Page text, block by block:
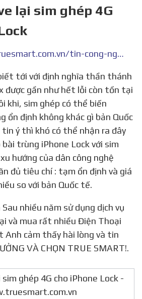
lại sim ghép 4G
https://www.truesmart.com.vn/tin-cong-nghe/cach-active-lai-sim-ghep-4g-cho-iphone-lock.html
được gần như hết lỗi còn tồn tại
khi, sim ghép có thể biến
ổn định không khác gì bản Quốc
ý thì khó có thể nhận ra đây
bài trùng iPhone Lock với sim
hướng của dân công nghệ
đủ tiêu chí : tạm ổn định và giá
so với bản Quốc tế.
và mua rất nhiều Điện Thoại
cảm thấy hài lòng và tin
VÀ CHỌN TRUE SMART!.